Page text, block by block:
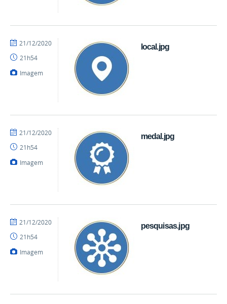
local.jpg
por
publicado
21/12/2020
21h54
Imagem
medal.jpg
por
publicado
21/12/2020
21h54
Imagem
pesquisas.jpg
por
publicado
21/12/2020
21h54
Imagem